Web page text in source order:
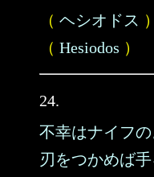
（ ヘシオドス ）
（ Hesiodos ）
24.
不幸はナイフの
刃をつかめば